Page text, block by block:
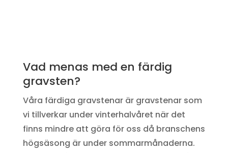
Vad menas med en färdig
gravsten?
Våra färdiga gravstenar är gravstenar som
vi tillverkar under vinterhalvåret när det
finns mindre att göra för oss då branschens
högsäsong är under sommarmånaderna.